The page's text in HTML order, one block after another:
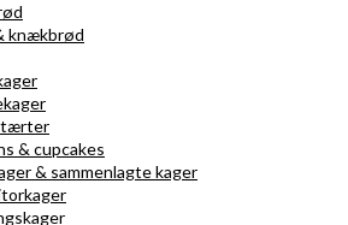
knækbrød
tærter
& cupcakes
& sammenlagte kager